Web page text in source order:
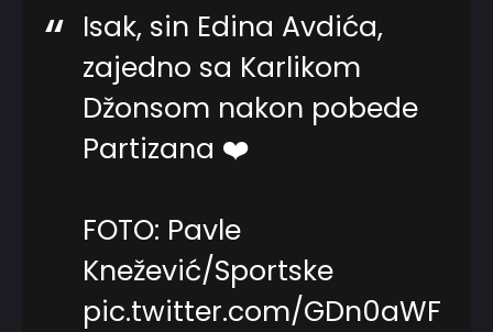
Isak, sin Edina Avdića,
zajedno sa Karlikom
Džonsom nakon pobede
Partizana ❤️
FOTO: Pavle
Knežević/Sportske
pic.twitter.com/GDn0aWF